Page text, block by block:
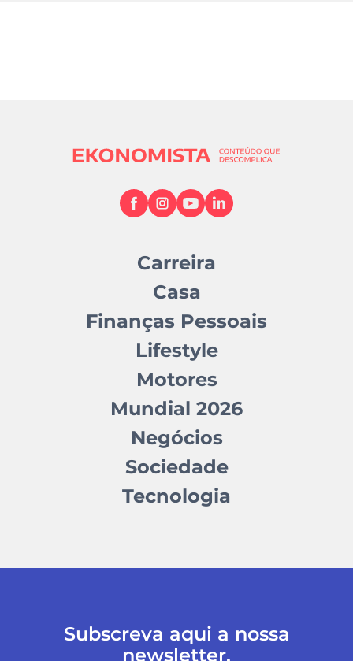
Carreira
Casa
Finanças Pessoais
Lifestyle
Motores
Mundial 2026
Negócios
Sociedade
Tecnologia
Subscreva aqui a nossa
newsletter.